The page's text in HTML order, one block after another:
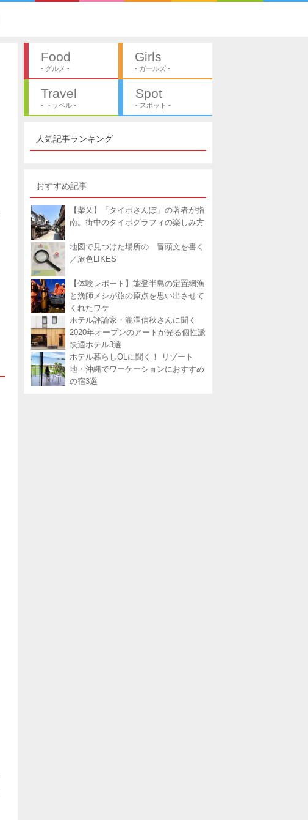
Food
- グルメ -
Girls
- ガールズ -
Travel
- トラベル -
Spot
- スポット -
人気記事ランキング
おすすめ記事
【柴又】「タイポさんぽ」の著者が指
南。街中のタイポグラフィの楽しみ方
地図で見つけた場所の 冒頭文を書く
／旅色LIKES
【体験レポート】能登半島の定置網漁
と漁師メシが旅の原点を思い出させて
くれたワケ
ホテル評論家・瀧澤信秋さんに聞く
2020年オープンのアートが光る個性派
快適ホテル3選
ホテル暮らしOLに聞く！ リゾート
地・沖縄でワーケーションにおすすめ
の宿3選